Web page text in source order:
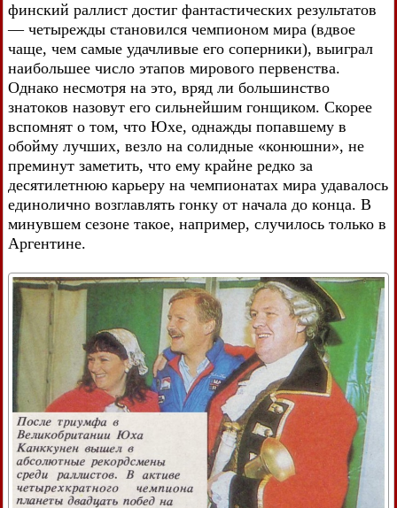
финский раллист достиг фантастических результатов
— четырежды становился чемпионом мира (вдвое
чаще, чем самые удачливые его соперники), выиграл
наибольшее число этапов мирового первенства.
Однако несмотря на это, вряд ли большинство
знатоков назовут его сильнейшим гонщиком. Скорее
вспомнят о том, что Юхе, однажды попавшему в
обойму лучших, везло на солидные «конюшни», не
преминут заметить, что ему крайне редко за
десятилетнюю карьеру на чемпионатах мира удавалось
единолично возглавлять гонку от начала до конца. В
минувшем сезоне такое, например, случилось только в
Аргентине.